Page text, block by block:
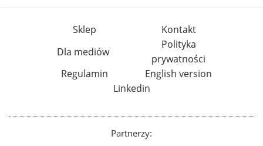
Sklep
Kontakt
Dla mediów
Polityka
prywatności
Regulamin
English version
Linkedin
Partnerzy: